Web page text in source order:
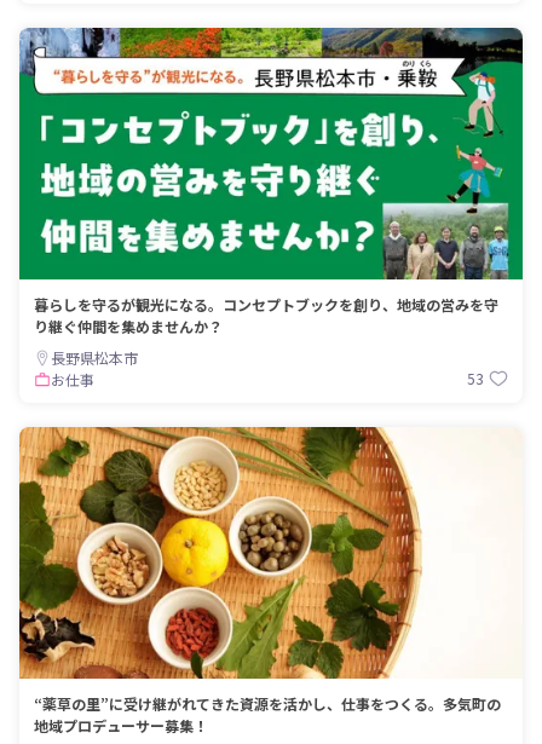
暮らしを守るが観光になる。コンセプトブックを創り、地域の営みを守
り継ぐ仲間を集めませんか？
長野県松本市
お仕事
53
“薬草の里”に受け継がれてきた資源を活かし、仕事をつくる。多気町の
地域プロデューサー募集！